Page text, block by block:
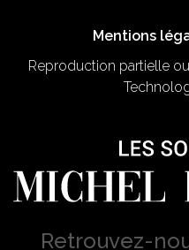
Mentions
Reproduction partielle
Retrouvez-